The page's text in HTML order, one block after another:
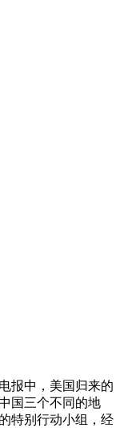
报中，美国归来的
国三个不同的地
特别行动小组，经